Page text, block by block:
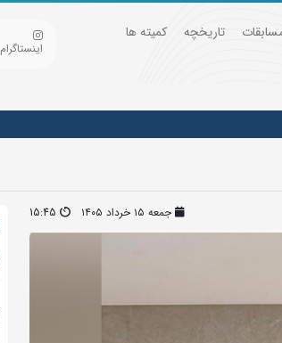
تاریخچه
کمیته ها
اینستاگرام
جمعه ۱۵ خرداد ۱۴۰۵ 15:45